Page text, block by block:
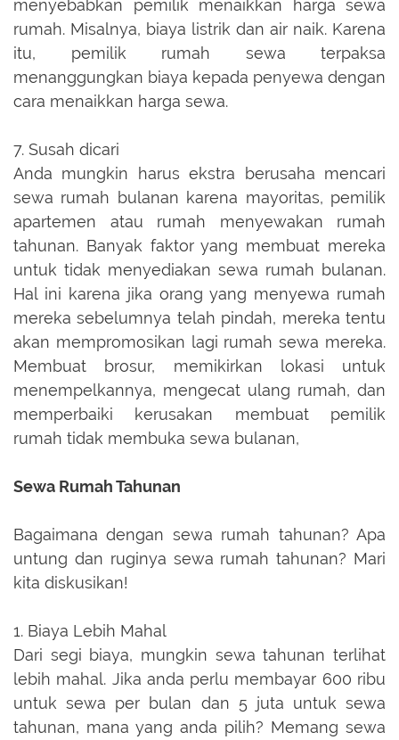
menyebabkan pemilik menaikkan harga sewa
rumah. Misalnya, biaya listrik dan air naik. Karena
itu, pemilik rumah sewa terpaksa
menanggungkan biaya kepada penyewa dengan
cara menaikkan harga sewa.
7. Susah dicari
Anda mungkin harus ekstra berusaha mencari
sewa rumah bulanan karena mayoritas, pemilik
apartemen atau rumah menyewakan rumah
tahunan. Banyak faktor yang membuat mereka
untuk tidak menyediakan sewa rumah bulanan.
Hal ini karena jika orang yang menyewa rumah
mereka sebelumnya telah pindah, mereka tentu
akan mempromosikan lagi rumah sewa mereka.
Membuat brosur, memikirkan lokasi untuk
menempelkannya, mengecat ulang rumah, dan
memperbaiki kerusakan membuat pemilik
rumah tidak membuka sewa bulanan,
Sewa Rumah Tahunan
Bagaimana dengan sewa rumah tahunan? Apa
untung dan ruginya sewa rumah tahunan? Mari
kita diskusikan!
1. Biaya Lebih Mahal
Dari segi biaya, mungkin sewa tahunan terlihat
lebih mahal. Jika anda perlu membayar 600 ribu
untuk sewa per bulan dan 5 juta untuk sewa
tahunan, mana yang anda pilih? Memang sewa